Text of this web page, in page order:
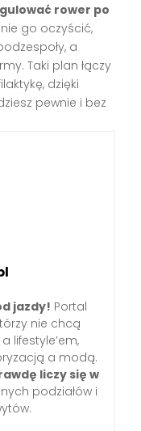
rower po
go oczyścić,
a
Taki plan łączy
dzięki
pewnie i bez
jazdy! Portal
nie chcą
lifestyle’em,
a modą.
liczy się w
podziałów i